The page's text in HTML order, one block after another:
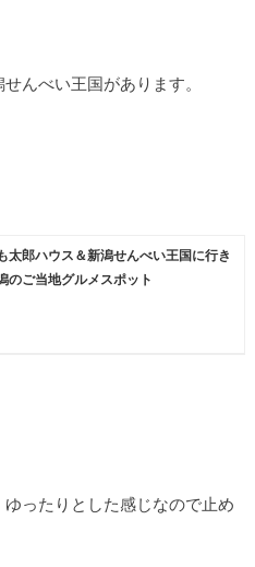
んべい王国があります。
太郎ハウス＆新潟せんべい王国に行き
のご当地グルメスポット
ったりとした感じなので止め